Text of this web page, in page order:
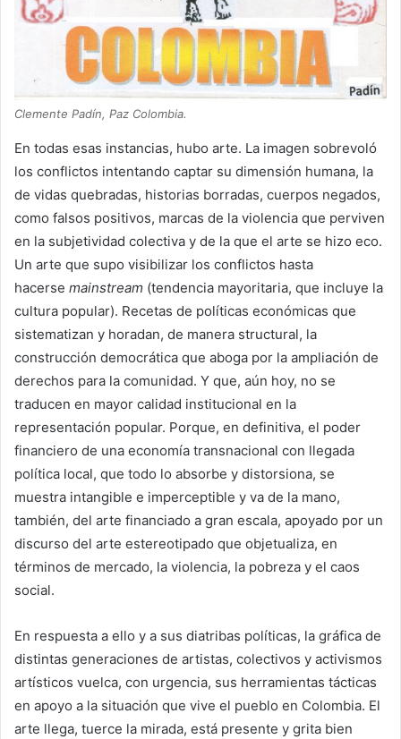
Clemente Padín, Paz Colombia.
En todas esas instancias, hubo arte. La imagen sobrevoló
los conflictos intentando captar su dimensión humana, la
de vidas quebradas, historias borradas, cuerpos negados,
como falsos positivos, marcas de la violencia que perviven
en la subjetividad colectiva y de la que el arte se hizo eco.
Un arte que supo visibilizar los conflictos hasta
hacerse mainstream (tendencia mayoritaria, que incluye la
cultura popular). Recetas de políticas económicas que
sistematizan y horadan, de manera structural, la
construcción democrática que aboga por la ampliación de
derechos para la comunidad. Y que, aún hoy, no se
traducen en mayor calidad institucional en la
representación popular. Porque, en definitiva, el poder
financiero de una economía transnacional con llegada
política local, que todo lo absorbe y distorsiona, se
muestra intangible e imperceptible y va de la mano,
también, del arte financiado a gran escala, apoyado por un
discurso del arte estereotipado que objetualiza, en
términos de mercado, la violencia, la pobreza y el caos
social.
En respuesta a ello y a sus diatribas políticas, la gráfica de
distintas generaciones de artistas, colectivos y activismos
artísticos vuelca, con urgencia, sus herramientas tácticas
en apoyo a la situación que vive el pueblo en Colombia. El
arte llega, tuerce la mirada, está presente y grita bien